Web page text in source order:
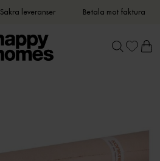
Säkra leveranser Betala mot faktura